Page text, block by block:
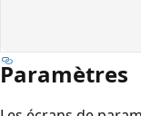
Paramètres